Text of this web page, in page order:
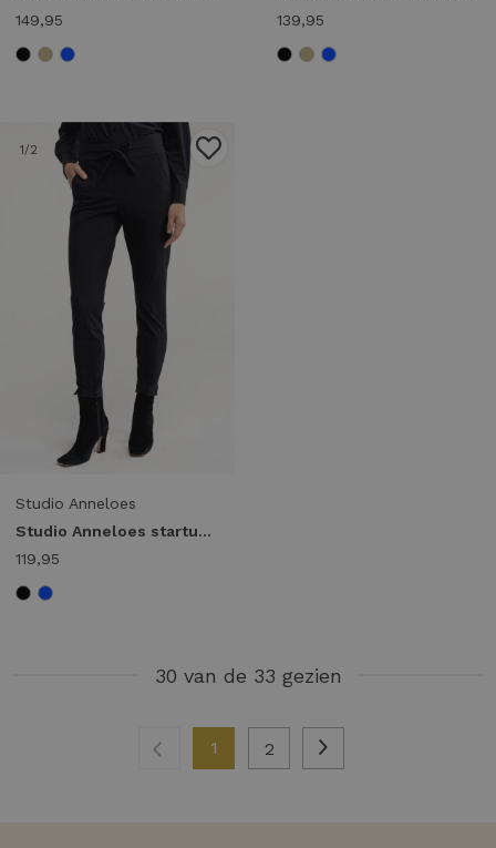
149,95
139,95
1/2
Studio Anneloes
Studio Anneloes startup trousers 94805 Broek 9000 black
119,95
30 van de 33 gezien
1 2